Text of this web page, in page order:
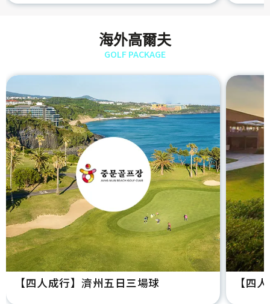
海外高爾夫
GOLF PACKAGE
【四人成行】濟州五日三場球 【四